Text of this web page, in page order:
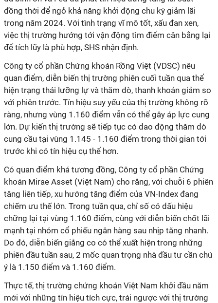
đồng thời để ngỏ khả năng khởi động chu kỳ giảm lãi
trong năm 2024. Với tình trạng vĩ mô tốt, xấu đan xen,
việc thị trường hướng tới vận động tìm điểm cân bằng lại
để tích lũy là phù hợp, SHS nhận định.
Công ty cổ phần Chứng khoán Rồng Việt (VDSC) nêu
quan điểm, diễn biến thị trường phiên cuối tuần qua thể
hiện trạng thái lưỡng lự và thăm dò, thanh khoản giảm so
với phiên trước. Tín hiệu suy yếu của thị trường không rõ
ràng, nhưng vùng 1.160 điểm vẫn có thể gây áp lực cung
lớn. Dự kiến thị trường sẽ tiếp tục có dao động thăm dò
cung cầu tại vùng 1.145 - 1.160 điểm trong thời gian tới
trước khi có tín hiệu cụ thể hơn.
Có quan điểm khá tương đồng, Công ty cổ phần Chứng
khoán Mirae Asset (Việt Nam) cho rằng, với chuỗi 6 phiên
tăng liên tiếp, xu hướng tăng điểm của VN-Index đang
chiếm ưu thế lớn. Trong tuần qua, chỉ số có dấu hiệu
chững lại tại vùng 1.160 điểm, cùng với diễn biến chốt lãi
mạnh tại nhóm cổ phiếu ngân hàng sau nhịp tăng nhanh.
Do đó, diễn biến giằng co có thể xuất hiện trong những
phiên đầu tuần sau, 2 mốc quan trọng nhà đầu tư cần chú
ý là 1.150 điểm và 1.160 điểm.
Thực tế, thị trường chứng khoán Việt Nam khởi đầu năm
mới với những tín hiệu tích cực, trái ngược với thị trường